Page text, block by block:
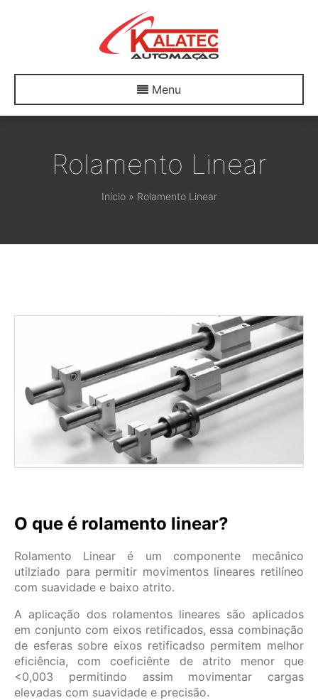
Menu
Rolamento Linear
Início» Rolamento Linear
O que é rolamento linear?
Rolamento Linear é um componente mecânico
utilziado para permitir movimentos lineares retilíneo
com suavidade e baixo atrito.
A aplicação dos rolamentos lineares são aplicados
em conjunto com eixos retificados, essa combinação
de esferas sobre eixos retificadso permitem melhor
eficiência, com coeficiênte de atrito menor que
<0,003 permitindo assim movimentar cargas
elevadas com suavidade e precisão.